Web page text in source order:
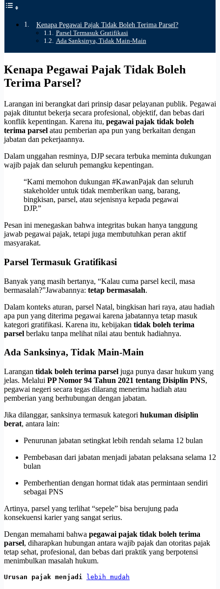
Kenapa Pegawai Pajak Tidak Boleh Terima Parsel?
Parsel Termasuk Gratifikasi
Ada Sanksinya, Tidak Main-Main
Kenapa Pegawai Pajak Tidak Boleh
Terima Parsel?
Larangan ini berangkat dari prinsip dasar pelayanan publik. Pegawai
pajak dituntut bekerja secara profesional, objektif, dan bebas dari
konflik kepentingan. Karena itu, pegawai pajak tidak boleh
terima parsel atau pemberian apa pun yang berkaitan dengan
jabatan dan pekerjaannya.
Dalam unggahan resminya, DJP secara terbuka meminta dukungan
wajib pajak dan seluruh pemangku kepentingan.
“Kami memohon dukungan #KawanPajak dan seluruh
stakeholder untuk tidak memberikan uang, barang,
bingkisan, parsel, atau sejenisnya kepada pegawai
DJP.”
Pesan ini menegaskan bahwa integritas bukan hanya tanggung
jawab pegawai pajak, tetapi juga membutuhkan peran aktif
masyarakat.
Parsel Termasuk Gratifikasi
Banyak yang masih bertanya, “Kalau cuma parsel kecil, masa
bermasalah?”Jawabannya: tetap bermasalah.
Dalam konteks aturan, parsel Natal, bingkisan hari raya, atau hadiah
apa pun yang diterima pegawai karena jabatannya tetap masuk
kategori gratifikasi. Karena itu, kebijakan tidak boleh terima
parsel berlaku tanpa melihat nilai atau bentuk hadiahnya.
Ada Sanksinya, Tidak Main-Main
Larangan tidak boleh terima parsel juga punya dasar hukum yang
jelas. Melalui PP Nomor 94 Tahun 2021 tentang Disiplin PNS,
pegawai negeri secara tegas dilarang menerima hadiah atau
pemberian yang berhubungan dengan jabatan.
Jika dilanggar, sanksinya termasuk kategori hukuman disiplin
berat, antara lain:
Penurunan jabatan setingkat lebih rendah selama 12 bulan
Pembebasan dari jabatan menjadi jabatan pelaksana selama 12
bulan
Pemberhentian dengan hormat tidak atas permintaan sendiri
sebagai PNS
Artinya, parsel yang terlihat “sepele” bisa berujung pada
konsekuensi karier yang sangat serius.
Dengan memahami bahwa pegawai pajak tidak boleh terima
parsel, diharapkan hubungan antara wajib pajak dan otoritas pajak
tetap sehat, profesional, dan bebas dari praktik yang berpotensi
menimbulkan masalah hukum.
Urusan pajak menjadi lebih mudah